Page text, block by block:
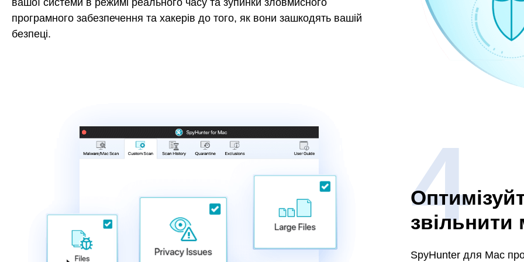
вашої системи в режимі реального часу та зупинки зловмисного
програмного забезпечення та хакерів до того, як вони зашкодять вашій
безпеці.
звільнити
SpyHunter для Mac